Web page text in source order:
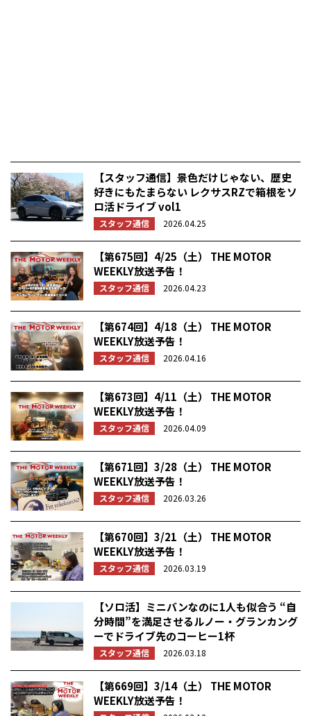
【スタッフ通信】景色だけじゃない、歴史
好きにもたまらない レクサスRZで箱根をソ
ロ活ドライブ vol1
スタッフ通信 2026.04.25
【第675回】4/25（土） THE MOTOR
WEEKLY放送予告！
スタッフ通信 2026.04.23
【第674回】4/18（土） THE MOTOR
WEEKLY放送予告！
スタッフ通信 2026.04.16
【第673回】4/11（土） THE MOTOR
WEEKLY放送予告！
スタッフ通信 2026.04.09
【第671回】3/28（土） THE MOTOR
WEEKLY放送予告！
スタッフ通信 2026.03.26
【第670回】3/21（土） THE MOTOR
WEEKLY放送予告！
スタッフ通信 2026.03.19
【ソロ活】ミニバンなのに1人も似合う “自
分時間”を満足させるルノー・グランカング
ーでドライブ先のコーヒー1杯
スタッフ通信 2026.03.18
【第669回】3/14（土） THE MOTOR
WEEKLY放送予告！